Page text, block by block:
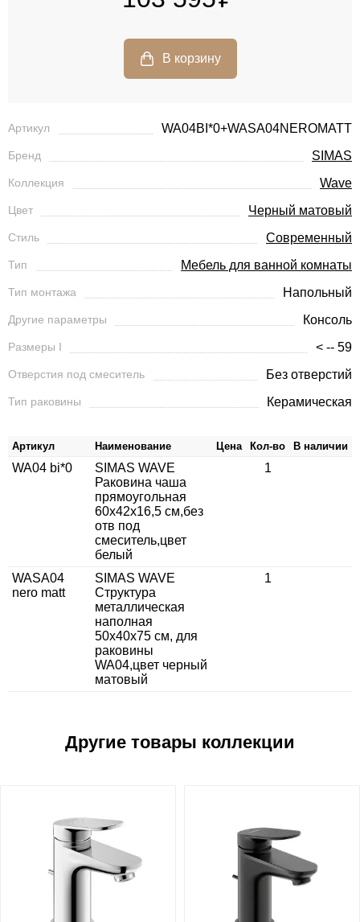
Артикул WA04BI*0+WASA04NEROMATT
Бренд SIMAS
Коллекция Wave
Цвет Черный матовый
Стиль Современный
Тип Мебель для ванной комнаты
Тип монтажа Напольный
Другие параметры Консоль
Размеры I < -- 59
Отверстия под смеситель Без отверстий
Тип раковины Керамическая
Артикул Наименование Цена Кол-во В наличии
WA04 bi*0
SIMAS WAVE
Раковина чаша
прямоугольная
60х42х16,5 см,без
отв под
смеситель,цвет
белый
1
WASA04
nero matt
SIMAS WAVE
Структура
металлическая
наполная
50х40х75 см, для
раковины
WA04,цвет черный
матовый
1